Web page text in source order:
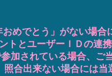
おめでとう」がない場
トとユーザーＩＤの連
加されている場合、
照合出来ない場合には